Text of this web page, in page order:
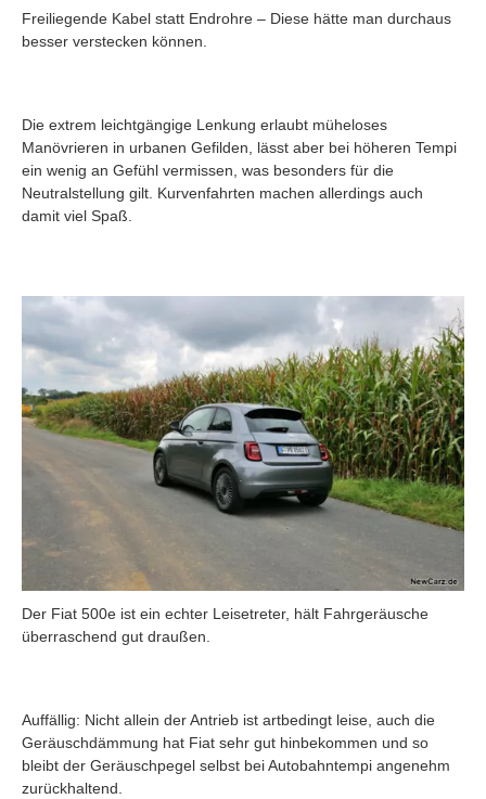
Freiliegende Kabel statt Endrohre – Diese hätte man durchaus
besser verstecken können.
Die extrem leichtgängige Lenkung erlaubt müheloses
Manövrieren in urbanen Gefilden, lässt aber bei höheren Tempi
ein wenig an Gefühl vermissen, was besonders für die
Neutralstellung gilt. Kurvenfahrten machen allerdings auch
damit viel Spaß.
Der Fiat 500e ist ein echter Leisetreter, hält Fahrgeräusche
überraschend gut draußen.
Auffällig: Nicht allein der Antrieb ist artbedingt leise, auch die
Geräuschdämmung hat Fiat sehr gut hinbekommen und so
bleibt der Geräuschpegel selbst bei Autobahntempi angenehm
zurückhaltend.